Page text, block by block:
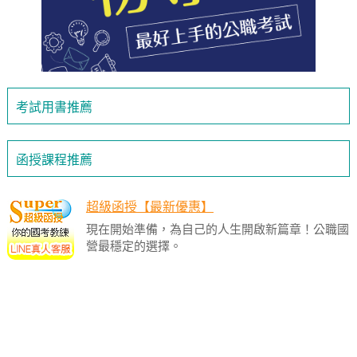
考試用書推薦
函授課程推薦
超級函授【最新優惠】
現在開始準備，為自己的人生開啟新篇章！公職國
營最穩定的選擇。